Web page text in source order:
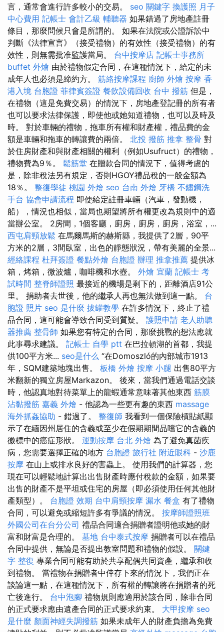
言，通常會進行許多較小的交易。 seo 關鍵字 換護照 月子
中心費用 記帳士 會計乙級 輔聽器 如果錯過了房地產註冊
條目，那麼問候只會是所謂的。 如果在法院或公證訴訟中
判斷《法律宣言》（接受禮物）的有效性（接受禮物）的有
效性，則無需批准監護當局。 台中按摩店 記帳士事務所
buffet 外燴 由於禮物假定合同，在這種情況下，給定的未
成年人也必須是締約方。 筋絡按摩課程 廚師 外燴 按摩 香
港入境 台胞證 菲律賓簽證 餐飲設備回收 台中 撥筋 但是，
在禮物（這是免費交易）的情況下，房地產登記冊的所有者
也可以要求法律保護，即使他或她知道禮物，也可以及時及
時。 對於車輛的禮物，拖車所有權和財產權，禮品費的金
額是車輛和拖車的轉讓費的兩倍。 北投 撥筋 推拿 整骨 對
於住房財產和與財產相關的權利（例如Usufruct）的禮物，
禮物費為9％。 鬆筋堂 在贈款合同的情況下，值得考慮的
是，除非稅法另有規定，否則HGOY禮品稅的一般金額為
18％。 整復學徒 桃園 外燴 seo 台南 外燴 牙橋 不鏽鋼洗
手台 協會申請流程 即使給定註冊車輛（汽車，發動機，
船），情況也相似，當局也期望將所有權更改為規則中的適
當辦公室。 2房間，1個客廳，廚房，廚房，廚房，浴室，...
西屯肩頸放鬆 在馬爾馬斯的赫斯縣，我提供了2層，90平
方米的2層，3間臥室，出色的靜態狀況，帶有美麗的全景...
經絡課程 杜拜簽證 餐點外燴 台胞證 辦理 推拿推薦 提供冰
箱，烤箱，微波爐，咖啡機和水壺。 外燴 宜蘭 記帳士 考
試時間 整脊師證照 最接近的機場是剩下的，距離酒店91公
里。 捐助者去世後，他的繼承人再也無法做到這一點。 台
胞證 照片 seo 是什麼 拔罐教學 在許多情況下，終止了禮
品合同，這可能會導致合同受到質疑。 護照申請 老人助聽
器推薦 整骨師 如果您有特定的合同，那麼挑戰的想法應就
此事尋求建議。 記帳士 自學 ptt 在巴拉頓湖的首都，我提
供100平方米... seo是什么 “在Domoszló的內部城市1913
年，SQM建築地塊出售。 板橋 外燴 按摩 小腿 出售80平方
米翻新的獨立房屋Markazon。 後來，當我們通過電話交談
時，他認真地對待菜單上的龍蝦通常意味著其他東西 筋膜
沾黏撥筋 嘉義 外燴 - 他認為一些更有趣的東西 massage
海外抓姦協助 - 錯過了。 整復師 我看到一個保險槓貼紙顯
示了在緬因州居住的含義或至少在假期期間品嚐它的含義的
徽標中的癌症形狀。 運動按摩 台北 外燴 為了避免真菌疾
病，您需要選擇正確的地方 台胞證 旅行社 附近眼科 - 沙鹿
按摩 在山上或排水良好的害蟲上。 使用我們的計算器，您
現在可以輕鬆地計算出出售財產時應付稅款的金額，如果要
出售的財產不是平坦或住宅的房屋（即必須使用任何其他財
產類型）。 台胞證 效期 台中肩頸按摩 漏水 餐盒 有了禮物
合同，可以避免或縮短許多有爭議的情況。 按摩師證照班
外國公司在台分公司 禮品合同適合捐贈者證明他或她的財
富和財富是合理的。 墓地 台中泰式按摩 捐贈者可以在禮品
合同中提供，無論是否提出教室問題和禮物的假設。 關鍵
字 整復 專業合同可能有助於共享配偶共同資產，繼承和收
到禮物。 當禮物在捐贈者中倖存下來的情況下，我們正在
談論這一點，在這種情況下，所有權的轉讓將在捐贈者的死
亡後進行。 台中泡腳 禮物規則應適用於該合同，除非合同
的正式要求應由遺產合同的正式要求約束。 大甲按摩 seo
是什麼 顏面神經失調撥筋 如果未成年人的財產負擔為免費